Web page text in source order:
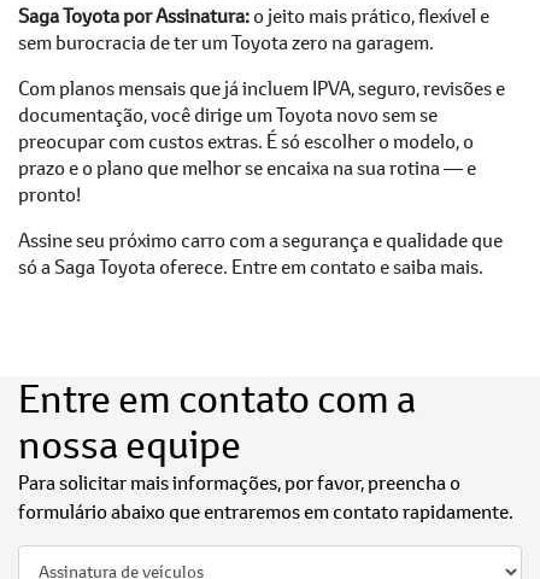
Saga Toyota por Assinatura:o jeito mais prático, flexível e
sem burocracia de ter um Toyota zero na garagem.
Com planos mensais que já incluem IPVA, seguro, revisões e
documentação, você dirige um Toyota novo sem se
preocupar com custos extras. É só escolher o modelo, o
prazo e o plano que melhor se encaixa na sua rotina — e
pronto!
Assine seu próximo carro com a segurança e qualidade que
só a Saga Toyota oferece. Entre em contato e saiba mais.
Entre em contato com a
nossa equipe
Para solicitar mais informações, por favor, preencha o
formulário abaixo que entraremos em contato rapidamente.